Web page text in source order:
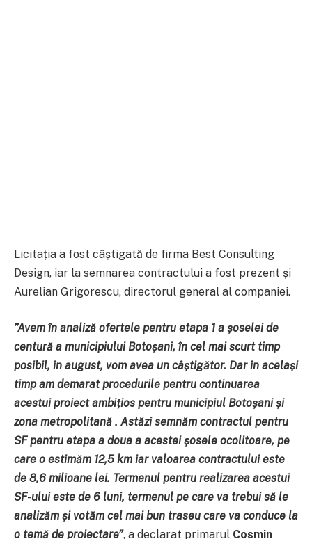
Licitația a fost câștigată de firma Best Consulting
Design, iar la semnarea contractului a fost prezent și
Aurelian Grigorescu, directorul general al companiei.
”Avem în analiză ofertele pentru etapa 1 a șoselei de
centură a municipiului Botoșani, în cel mai scurt timp
posibil, în august, vom avea un câștigător. Dar în același
timp am demarat procedurile pentru continuarea
acestui proiect ambițios pentru municipiul Botoșani și
zona metropolitană . Astăzi semnăm contractul pentru
SF pentru etapa a doua a acestei șosele ocolitoare, pe
care o estimăm 12,5 km iar valoarea contractului este
de 8,6 milioane lei. Termenul pentru realizarea acestui
SF-ului este de 6 luni, termenul pe care va trebui să le
analizăm și votăm cel mai bun traseu care va conduce la
o temă de proiectare”, a declarat primarul Cosmin